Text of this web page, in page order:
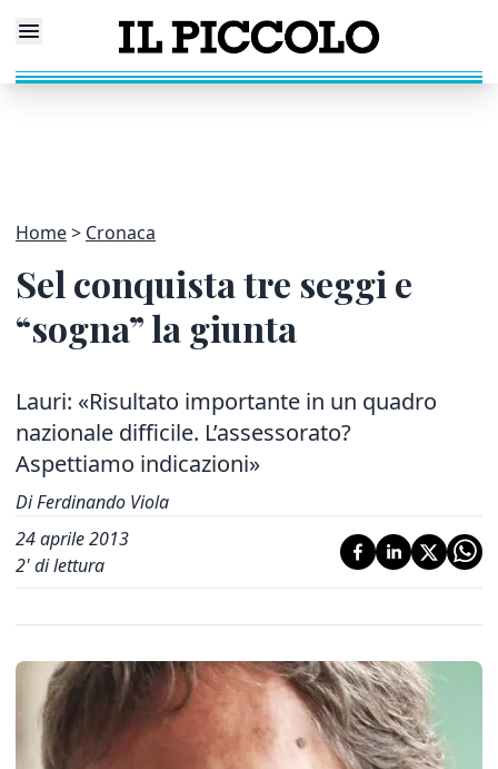
Home Cronaca
Sel conquista tre seggi e
“sogna” la giunta
Lauri: «Risultato importante in un quadro
nazionale difficile. L’assessorato?
Aspettiamo indicazioni»
Di Ferdinando Viola
24 aprile 2013
2' di lettura